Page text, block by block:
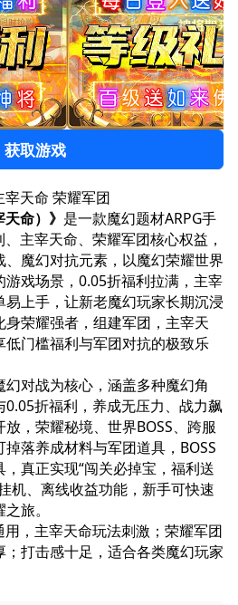
获取游戏
宰天命 荣耀军团
命）》 是一款魔幻题材ARPG手
主宰天命、荣耀军团核心权益，
魔幻对抗元素，以魔幻荣耀世界
戏场景，0.05折福利拉满，主宰
上手，让新老魔幻玩家长期沉浸
荣耀强者，组建军团，主宰天
门槛福利与军团对抗的极致乐
对战为核心，涵盖多种魔幻角
折福利，养成无压力、战力飙
，荣耀秘境、世界BOSS、跨服
落养成材料与军团道具，BOSS
真正实现“闯关必掉宝，福利送
机、离线收益功能，新手可快速
旅。
，主宰天命玩法刺激；荣耀军团
打击感十足，适合各类魔幻玩家